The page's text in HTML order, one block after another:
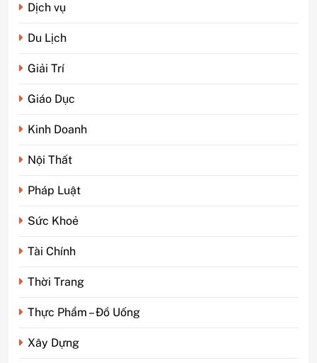
Dịch vụ
Du Lịch
Giải Trí
Giáo Dục
Kinh Doanh
Nội Thất
Pháp Luật
Sức Khoẻ
Tài Chính
Thời Trang
Thực Phẩm – Đồ Uống
Xây Dựng
5